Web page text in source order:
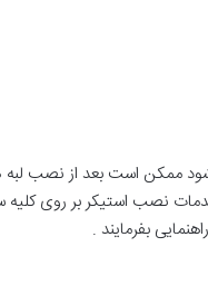
ممکن است بعد از نصب لبه
نصب استیکر بر روی
بفرمایند .